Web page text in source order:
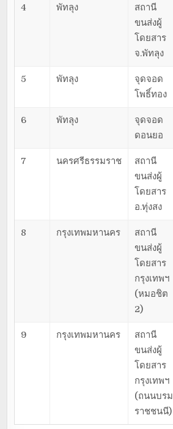
4 พัทลุง
สถานี
ขนส่งผู้
โดยสาร
จ.พัทลุง
5 พัทลุง
จุดจอด
โพธิ์ทอง
6 พัทลุง
จุดจอด
ดอนยอ
7 นครศรีธรรมราช
สถานี
ขนส่งผู้
โดยสาร
อ.ทุ่งสง
8 กรุงเทพมหานคร
สถานี
ขนส่งผู้
โดยสาร
กรุงเทพฯ
(หมอชิต
2)
9 กรุงเทพมหานคร
สถานี
ขนส่งผู้
โดยสาร
กรุงเทพฯ
(ถนนบรม
ราชชนนี)